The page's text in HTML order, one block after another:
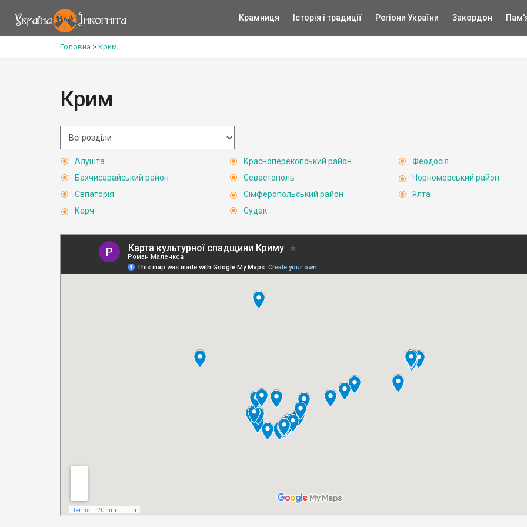
Крамниця Історія і традиції Регіони України Закордон
Головна > Крим
Крим
Алушта
Бахчисарайський район
Євпаторія
Керч
Красноперекопський район
Севастополь
Сімферопольський район
Судак
Феодосія
Чорноморський район
Ялта